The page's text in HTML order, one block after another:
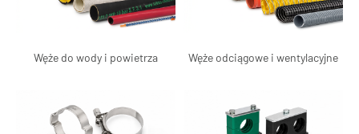
Węże do wody i powietrza Węże odciągowe i wentylacyjne